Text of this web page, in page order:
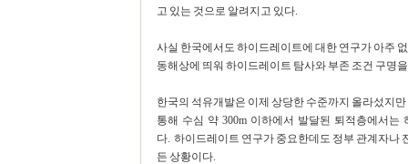
고 있는 것으로 알려지고 있다.
사실 한국에서도 하이드레이트에 대한 연구가 아주
동해상에 띄워 하이드레이트 탐사와 부존 조건 구명
한국의 석유개발은 이제 상당한 수준까지 올라섰지
통해 수심 약 300m 이하에서 발달된 퇴적층에서
다. 하이드레이트 연구가 중요한데도 정부 관계자나
든 상황이다.